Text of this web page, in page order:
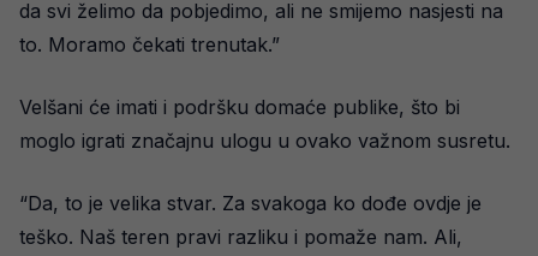
da svi želimo da pobjedimo, ali ne smijemo nasjesti na
to. Moramo čekati trenutak.”
Velšani će imati i podršku domaće publike, što bi
moglo igrati značajnu ulogu u ovako važnom susretu.
“Da, to je velika stvar. Za svakoga ko dođe ovdje je
teško. Naš teren pravi razliku i pomaže nam. Ali,